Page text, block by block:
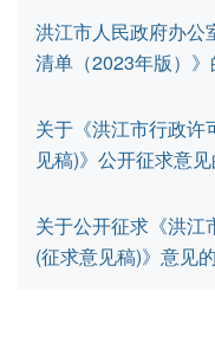
洪江市人民政府办公
清单（2023年版）》
关于《洪江市行政许
见稿)》公开征求意
关于公开征求《洪江
(征求意见稿)》意见